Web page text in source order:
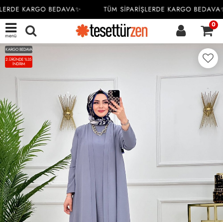
KARGO BEDAVA✨ TÜM SİPARİŞLERDE KARGO BEDAVA✨
menü
0
KARGO BEDAVA
2.ÜRÜNDE %35
İNDİRM